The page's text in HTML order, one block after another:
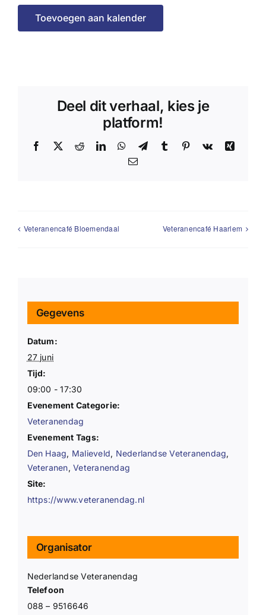
Toevoegen aan kalender
Deel dit verhaal, kies je
platform!
Facebook
X RedditLinkedInWhatsApp
TelegramTumblr Pinterest
Vk
Xing
E-
Veteranencafé Bloemendaal Veteranencafé Haarlem
Gegevens
Datum:
27 juni
Tijd:
09:00 - 17:30
Evenement Categorie:
Veteranendag
Evenement Tags:
Den Haag, Malieveld, Nederlandse Veteranendag,
Veteranen,Veteranendag
Site:
https://www.veteranendag.nl
Organisator
Nederlandse Veteranendag
Telefoon
088 – 9516646